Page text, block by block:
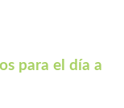
para el día a